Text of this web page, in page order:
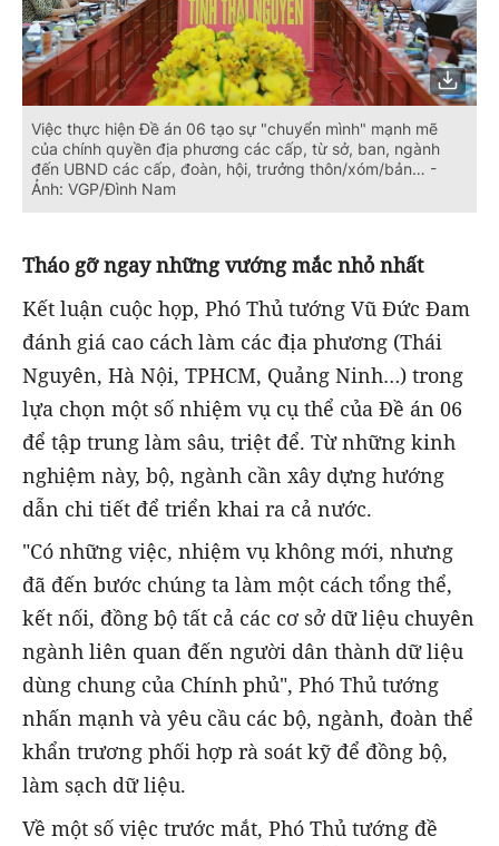
Việc thực hiện Đề án 06 tạo sự "chuyển mình" mạnh mẽ
của chính quyền địa phương các cấp, từ sở, ban, ngành
đến UBND các cấp, đoàn, hội, trưởng thôn/xóm/bản… -
Ảnh: VGP/Đình Nam
Tháo gỡ ngay những vướng mắc nhỏ nhất
Kết luận cuộc họp, Phó Thủ tướng Vũ Đức Đam
đánh giá cao cách làm các địa phương (Thái
Nguyên, Hà Nội, TPHCM, Quảng Ninh…) trong
lựa chọn một số nhiệm vụ cụ thể của Đề án 06
để tập trung làm sâu, triệt để. Từ những kinh
nghiệm này, bộ, ngành cần xây dựng hướng
dẫn chi tiết để triển khai ra cả nước.
"Có những việc, nhiệm vụ không mới, nhưng
đã đến bước chúng ta làm một cách tổng thể,
kết nối, đồng bộ tất cả các cơ sở dữ liệu chuyên
ngành liên quan đến người dân thành dữ liệu
dùng chung của Chính phủ", Phó Thủ tướng
nhấn mạnh và yêu cầu các bộ, ngành, đoàn thể
khẩn trương phối hợp rà soát kỹ để đồng bộ,
làm sạch dữ liệu.
Về một số việc trước mắt, Phó Thủ tướng đề